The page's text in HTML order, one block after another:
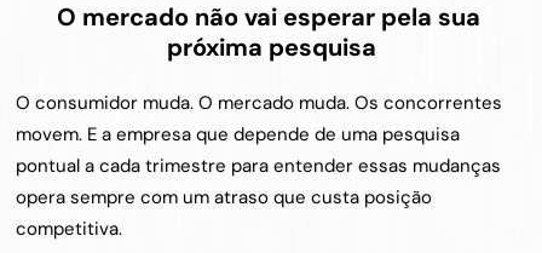
O mercado não vai esperar pela sua
próxima pesquisa
O consumidor muda. O mercado muda. Os concorrentes
movem. E a empresa que depende de uma pesquisa
pontual a cada trimestre para entender essas mudanças
opera sempre com um atraso que custa posição
competitiva.